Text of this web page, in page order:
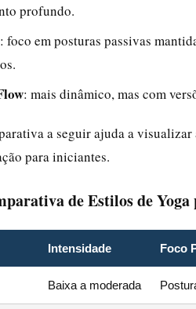
profundo.
: foco em posturas passivas
: mais dinâmico, mas com
a seguir ajuda a
para iniciantes.
de Estilos de
Intensidade Foco
Baixa a moderada